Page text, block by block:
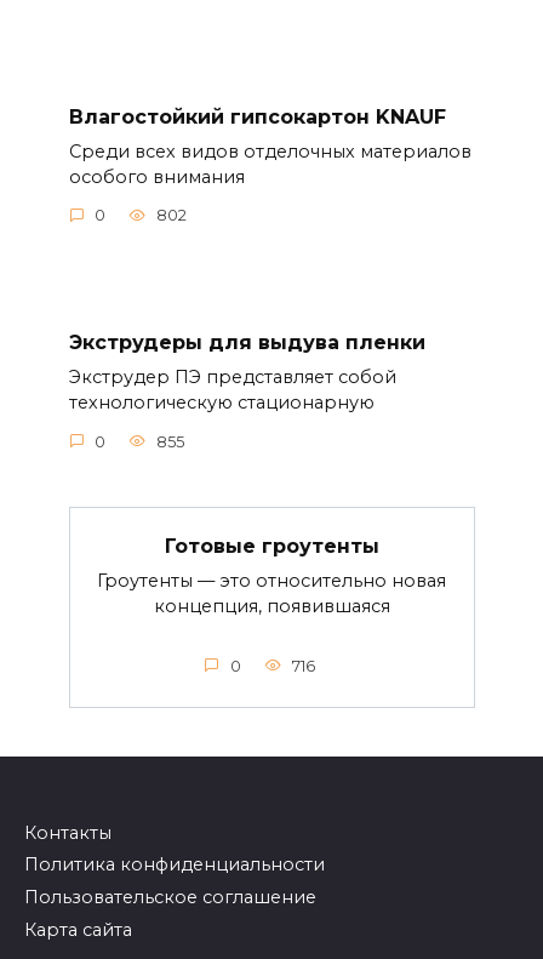
Влагостойкий гипсокартон KNAUF
Среди всех видов отделочных материалов
особого внимания
0 802
Экструдеры для выдува пленки
Экструдер ПЭ представляет собой
технологическую стационарную
0 855
Готовые гроутенты
Гроутенты — это относительно новая
концепция, появившаяся
0 716
Контакты
Политика конфиденциальности
Пользовательское соглашение
Карта сайта